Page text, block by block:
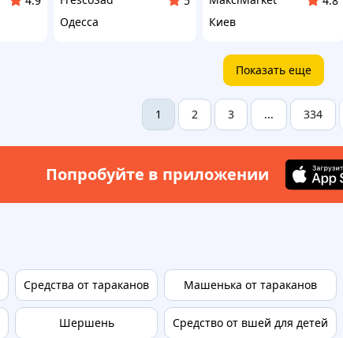
Одесса
Киев
Показать еще
1 2 3 ... 334
Попробуйте в приложении
Средства от тараканов
Шершень
Машенька от тараканов
Средство от вшей для детей